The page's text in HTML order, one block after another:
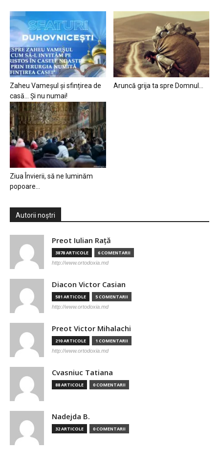
Zaheu Vameșul și sfințirea de
casă… Și nu numai!
Aruncă grija ta spre Domnul…
Ziua Învierii, să ne luminăm
popoare…
Autorii noștri
Preot Iulian Raţă
3878 ARTICOLE 6 COMENTARII
http://www.ortodoxia.md
Diacon Victor Casian
581 ARTICOLE 5 COMENTARII
http://www.ortodoxia.md
Preot Victor Mihalachi
210 ARTICOLE 1 COMENTARII
http://www.ortodoxia.md
Cvasniuc Tatiana
88 ARTICOLE 0 COMENTARII
Nadejda B.
32 ARTICOLE 0 COMENTARII